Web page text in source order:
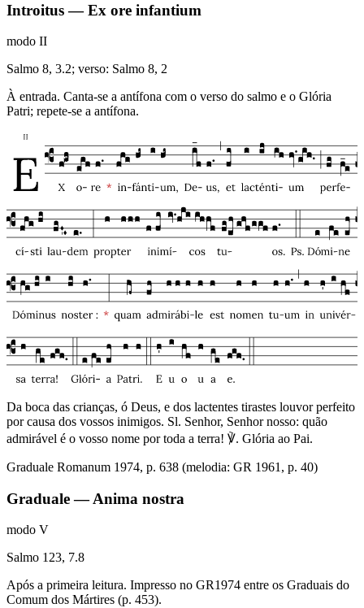
Introitus — Ex ore infantium
modo II
Salmo 8, 3.2; verso: Salmo 8, 2
À entrada. Canta-se a antífona com o verso do salmo e o Glória
Patri; repete-se a antífona.
Da boca das crianças, ó Deus, e dos lactentes tirastes louvor perfeito
por causa dos vossos inimigos. Sl. Senhor, Senhor nosso: quão
admirável é o vosso nome por toda a terra! ℣. Glória ao Pai.
Graduale Romanum 1974, p. 638 (melodia: GR 1961, p. 40)
Graduale — Anima nostra
modo V
Salmo 123, 7.8
Após a primeira leitura. Impresso no GR1974 entre os Graduais do
Comum dos Mártires (p. 453).